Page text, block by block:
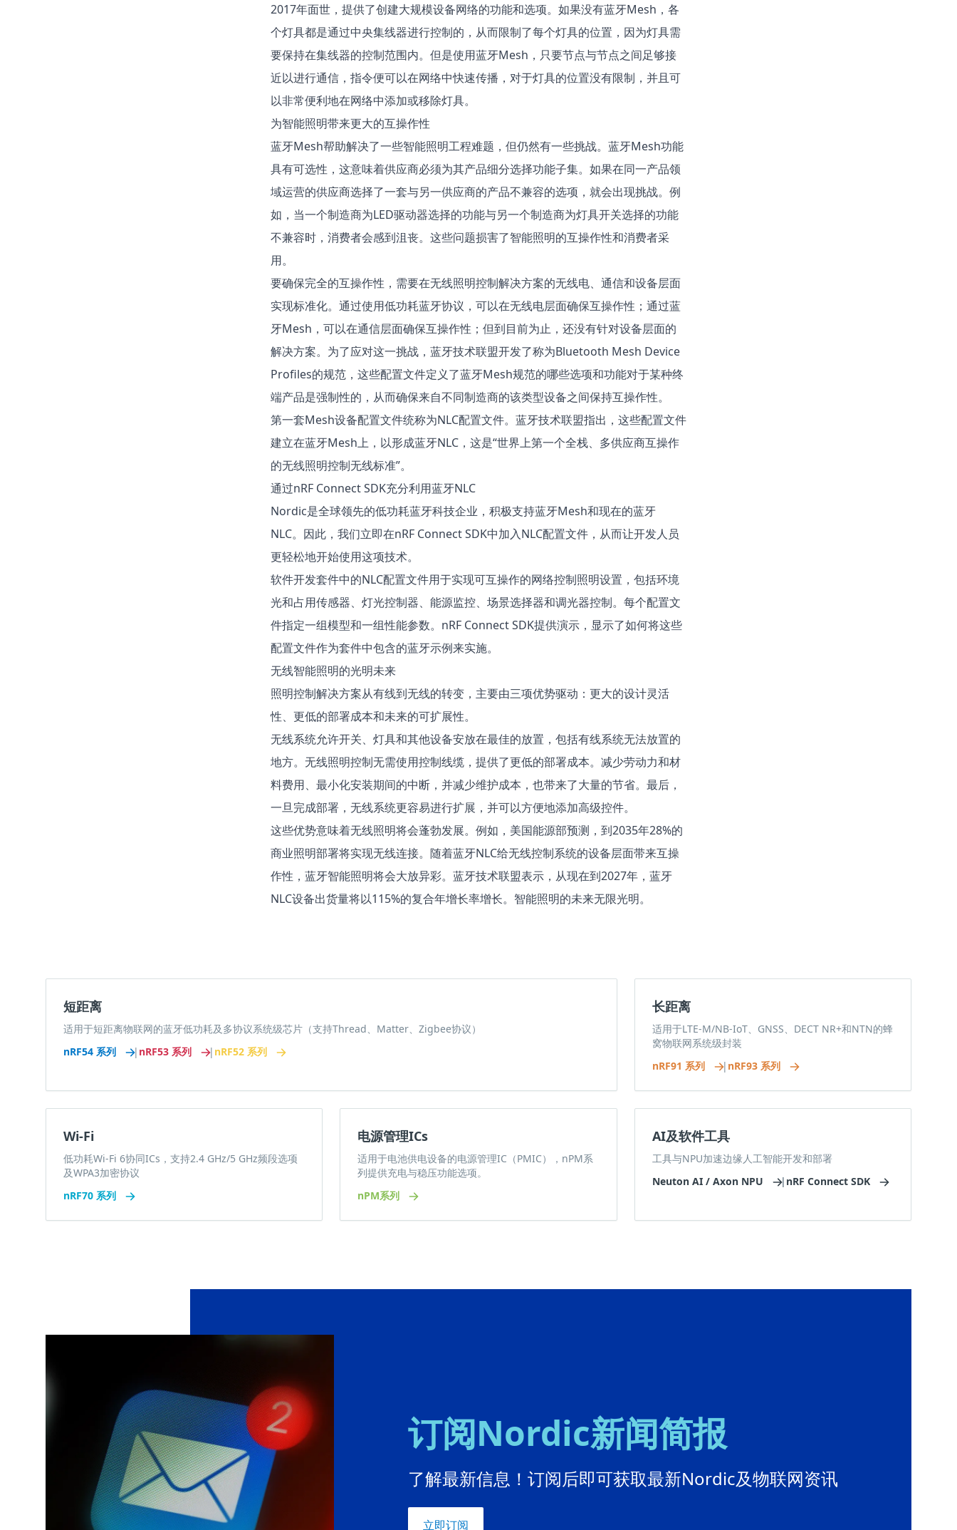
2017年面世，提供了创建大规模设备网络的功能和选项。如果没有蓝牙Mesh，各
个灯具都是通过中央集线器进行控制的，从而限制了每个灯具的位置，因为灯具需
要保持在集线器的控制范围内。但是使用蓝牙Mesh，只要节点与节点之间足够接
近以进行通信，指令便可以在网络中快速传播，对于灯具的位置没有限制，并且可
以非常便利地在网络中添加或移除灯具。
为智能照明带来更大的互操作性
蓝牙Mesh帮助解决了一些智能照明工程难题，但仍然有一些挑战。蓝牙Mesh功能
具有可选性，这意味着供应商必须为其产品细分选择功能子集。如果在同一产品领
域运营的供应商选择了一套与另一供应商的产品不兼容的选项，就会出现挑战。例
如，当一个制造商为LED驱动器选择的功能与另一个制造商为灯具开关选择的功能
不兼容时，消费者会感到沮丧。这些问题损害了智能照明的互操作性和消费者采
用。
要确保完全的互操作性，需要在无线照明控制解决方案的无线电、通信和设备层面
实现标准化。通过使用低功耗蓝牙协议，可以在无线电层面确保互操作性；通过蓝
牙Mesh，可以在通信层面确保互操作性；但到目前为止，还没有针对设备层面的
解决方案。为了应对这一挑战，蓝牙技术联盟开发了称为Bluetooth Mesh Device
Profiles的规范，这些配置文件定义了蓝牙Mesh规范的哪些选项和功能对于某种终
端产品是强制性的，从而确保来自不同制造商的该类型设备之间保持互操作性。
第一套Mesh设备配置文件统称为NLC配置文件。蓝牙技术联盟指出，这些配置文件
建立在蓝牙Mesh上，以形成蓝牙NLC，这是“世界上第一个全栈、多供应商互操作
的无线照明控制无线标准”。
通过nRF Connect SDK充分利用蓝牙NLC
Nordic是全球领先的低功耗蓝牙科技企业，积极支持蓝牙Mesh和现在的蓝牙
NLC。因此，我们立即在nRF Connect SDK中加入NLC配置文件，从而让开发人员
更轻松地开始使用这项技术。
软件开发套件中的NLC配置文件用于实现可互操作的网络控制照明设置，包括环境
光和占用传感器、灯光控制器、能源监控、场景选择器和调光器控制。每个配置文
件指定一组模型和一组性能参数。nRF Connect SDK提供演示，显示了如何将这些
配置文件作为套件中包含的蓝牙示例来实施。
无线智能照明的光明未来
照明控制解决方案从有线到无线的转变，主要由三项优势驱动：更大的设计灵活
性、更低的部署成本和未来的可扩展性。
无线系统允许开关、灯具和其他设备安放在最佳的放置，包括有线系统无法放置的
地方。无线照明控制无需使用控制线缆，提供了更低的部署成本。减少劳动力和材
料费用、最小化安装期间的中断，并减少维护成本，也带来了大量的节省。最后，
一旦完成部署，无线系统更容易进行扩展，并可以方便地添加高级控件。
这些优势意味着无线照明将会蓬勃发展。例如，美国能源部预测，到2035年28%的
商业照明部署将实现无线连接。随着蓝牙NLC给无线控制系统的设备层面带来互操
作性，蓝牙智能照明将会大放异彩。蓝牙技术联盟表示，从现在到2027年，蓝牙
NLC设备出货量将以115%的复合年增长率增长。智能照明的未来无限光明。
短距离
适用于短距离物联网的蓝牙低功耗及多协议系统级芯片（支持Thread、Matter、Zigbee协议）
nRF54 系列
| nRF53 系列 | nRF52 系列
长距离
适用于LTE-M/NB-IoT、GNSS、DECT NR+和NTN的蜂
窝物联网系统级封装
nRF91 系列
| nRF93 系列
Wi-Fi
低功耗Wi-Fi 6协同ICs，支持2.4 GHz/5 GHz频段选项
及WPA3加密协议
nRF70 系列
电源管理ICs
适用于电池供电设备的电源管理IC（PMIC），nPM系
列提供充电与稳压功能选项。
nPM系列
AI及软件工具
工具与NPU加速边缘人工智能开发和部署
Neuton AI / Axon NPU
| nRF Connect SDK
订阅Nordic新闻简报
了解最新信息！订阅后即可获取最新Nordic及物联网资讯
立即订阅